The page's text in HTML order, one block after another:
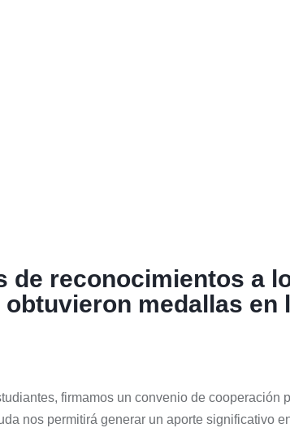
de reconocimientos a
medallas
firmamos un convenio de
nos permitirá generar un aporte significativo